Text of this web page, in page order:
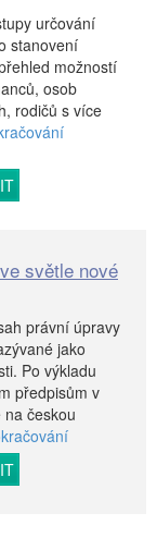
určování
stanovení
možností
osob
rodičů s více
světle nové
právní úpravy
jako
Po výkladu
předpisům v
českou